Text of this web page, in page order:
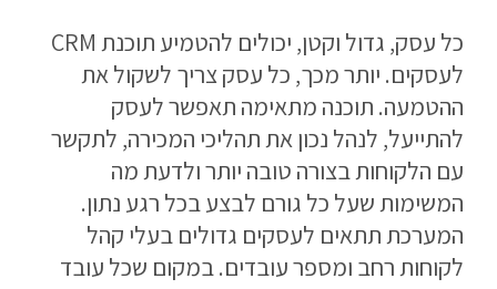
כל עסק, גדול וקטן, יכולים להטמיע תוכנת CRM
לעסקים. יותר מכך, כל עסק צריך לשקול את
ההטמעה. תוכנה מתאימה תאפשר לעסק
להתייעל, לנהל נכון את תהליכי המכירה, לתקשר
עם הלקוחות בצורה טובה יותר ולדעת מה
המשימות שעל כל גורם לבצע בכל רגע נתון.
המערכת תתאים לעסקים גדולים בעלי קהל
לקוחות רחב ומספר עובדים. במקום שכל עובד